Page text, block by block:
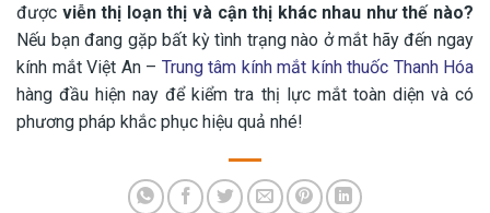
được viễn thị loạn thị và cận thị khác nhau như thế nào?
Nếu bạn đang gặp bất kỳ tình trạng nào ở mắt hãy đến ngay
kính mắt Việt An – Trung tâm kính mắt kính thuốc Thanh Hóa
hàng đầu hiện nay để kiểm tra thị lực mắt toàn diện và có
phương pháp khắc phục hiệu quả nhé!